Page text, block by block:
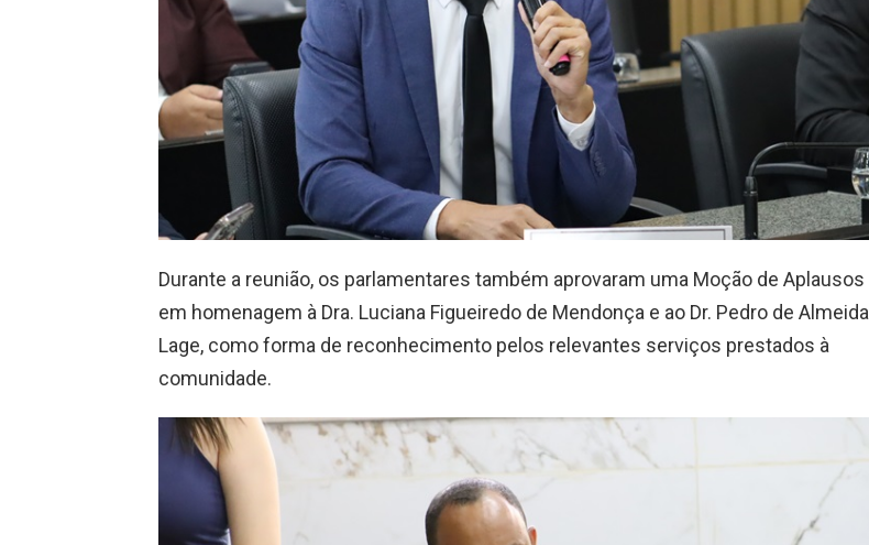
Durante a reunião, os parlamentares também aprovaram uma Moção de Aplausos
em homenagem à Dra. Luciana Figueiredo de Mendonça e ao Dr. Pedro de Almeida
Lage, como forma de reconhecimento pelos relevantes serviços prestados à
comunidade.